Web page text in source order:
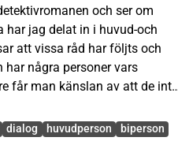
och ser om
har jag delat in i huvud-och
att vissa råd har följts och
några personer vars
får man känslan av att de inte
har beskrivit några drag
dialog huvudperson biperson